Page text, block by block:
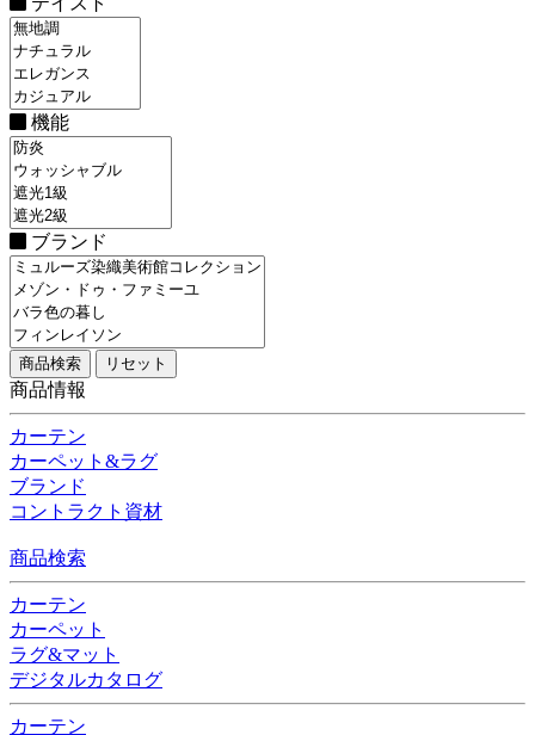
機能
ブランド
商品情報
カーテン
カーペット&ラグ
ブランド
コントラクト資材
商品検索
カーテン
カーペット
ラグ&マット
デジタルカタログ
カーテン